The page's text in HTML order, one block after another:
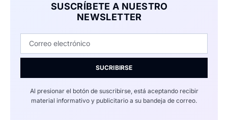
SUSCRÍBETE A NUESTRO
NEWSLETTER
SUCRIBIRSE
Al presionar el botón de suscribirse, está aceptando recibir
material informativo y publicitario a su bandeja de correo.